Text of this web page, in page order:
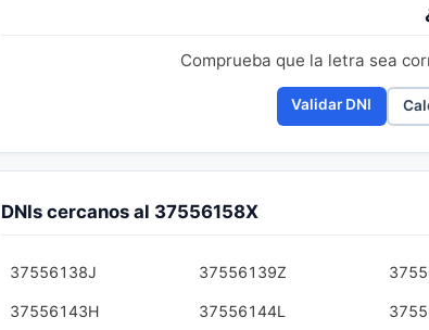
Comprueba que la letra sea
Validar DNI
DNIs cercanos al 37556158X
37556138J 37556139Z
37556143H 37556144L